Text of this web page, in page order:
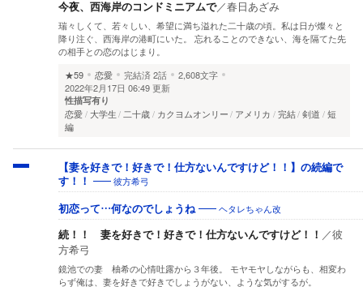
今夜、西海岸のコンドミニアムで／春日あざみ
瑞々しくて、若々しい、希望に満ち溢れた二十歳の頃。私は日が燦々と
降り注ぐ、西海岸の港町にいた。 忘れることのできない、海を隔てた先
の相手との恋のはじまり。
★59
恋愛 完結済2話
2,608文字
2022年2月17日 06:49 更新
性描写有り
恋愛 大学生 二十歳 カクヨムオンリー アメリカ 完結 剣道
短
編
【妻を好きで！好きで！仕方ないんですけど！！】の続編で
す！！
彼方希弓
初恋って…何なのでしょうね ヘタレちゃん改
続！！ 妻を好きで！好きで！仕方ないんですけど！！ ／彼
方希弓
鏡池での妻 柚希の心情吐露から３年後。 モヤモヤしながらも、相変わ
らず俺は、妻を好きで好きでしょうがない、ような気がするが。